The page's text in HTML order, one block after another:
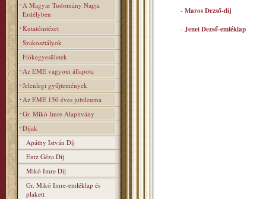
A Magyar Tudomány Napja
Erdélyben
Kutatóintézet
Szakosztályok
Fiókegyesületek
Az EME vagyoni állapota
Jelenlegi gyűjtemények
Az EME 150 éves jubileuma
Gr. Mikó Imre Alapitvány
Díjak
Apáthy István Díj
Entz Géza Díj
Mikó Imre Díj
Gr. Mikó Imre-emléklap és
plakett
- Maros Dezső-díj
- Jenei Dezső-emléklap